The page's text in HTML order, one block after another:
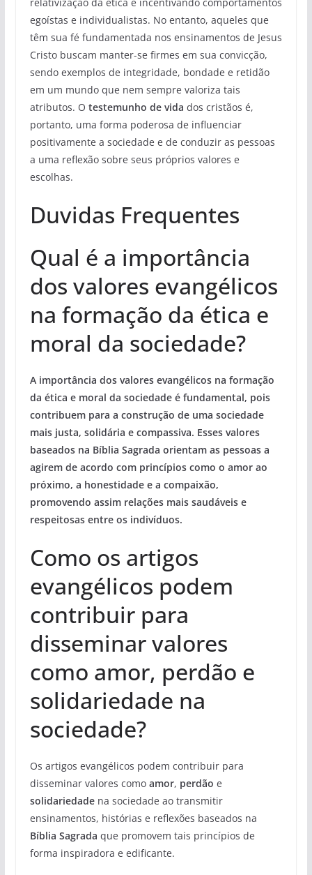
egoístas e individualistas. No entanto, aqueles que
têm sua fé fundamentada nos ensinamentos de Jesus
Cristo buscam manter-se firmes em sua convicção,
sendo exemplos de integridade, bondade e retidão
em um mundo que nem sempre valoriza tais
atributos. O testemunho de vida dos cristãos é,
portanto, uma forma poderosa de influenciar
positivamente a sociedade e de conduzir as pessoas
a uma reflexão sobre seus próprios valores e
escolhas.
Duvidas Frequentes
Qual é a importância
dos valores evangélicos
na formação da ética e
moral da sociedade?
A importância dos valores evangélicos na formação
da ética e moral da sociedade é fundamental, pois
contribuem para a construção de uma sociedade
mais justa, solidária e compassiva. Esses valores
baseados na Bíblia Sagrada orientam as pessoas a
agirem de acordo com princípios como o amor ao
próximo, a honestidade e a compaixão,
promovendo assim relações mais saudáveis e
respeitosas entre os indivíduos.
Como os artigos
evangélicos podem
contribuir para
disseminar valores
como amor, perdão e
solidariedade na
sociedade?
Os artigos evangélicos podem contribuir para
disseminar valores como amor, perdão e
solidariedadena sociedade ao transmitir
ensinamentos, histórias e reflexões baseados na
Bíblia Sagrada que promovem tais princípios de
forma inspiradora e edificante.